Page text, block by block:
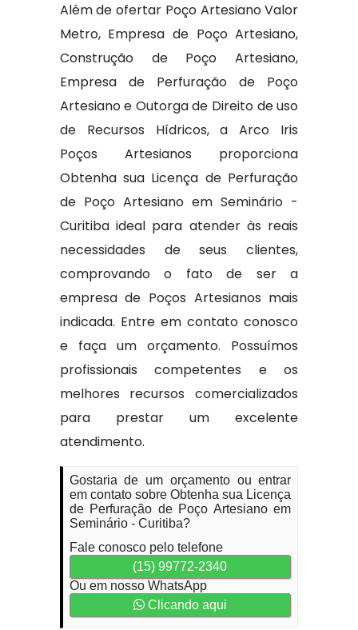
Além de ofertar Poço Artesiano Valor
Metro, Empresa de Poço Artesiano,
Construção de Poço Artesiano,
Empresa de Perfuração de Poço
Artesiano e Outorga de Direito de uso
de Recursos Hídricos, a Arco Iris
Poços Artesianos proporciona
Obtenha sua Licença de Perfuração
de Poço Artesiano em Seminário -
Curitiba ideal para atender às reais
necessidades de seus clientes,
comprovando o fato de ser a
empresa de Poços Artesianos mais
indicada. Entre em contato conosco
e faça um orçamento. Possuímos
profissionais competentes e os
melhores recursos comercializados
para prestar um excelente
atendimento.
Gostaria de um orçamento ou entrar
em contato sobre Obtenha sua Licença
de Perfuração de Poço Artesiano em
Seminário - Curitiba?
Fale conosco pelo telefone
(15) 99772-2340
Ou em nosso WhatsApp
Clicando aqui